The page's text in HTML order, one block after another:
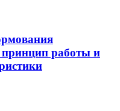
принцип работы и